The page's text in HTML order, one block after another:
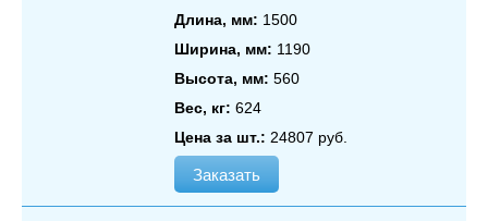
Длина, мм: 1500
Ширина, мм: 1190
Высота, мм: 560
Вес, кг: 624
Цена за шт.: 24807 руб.
Заказать